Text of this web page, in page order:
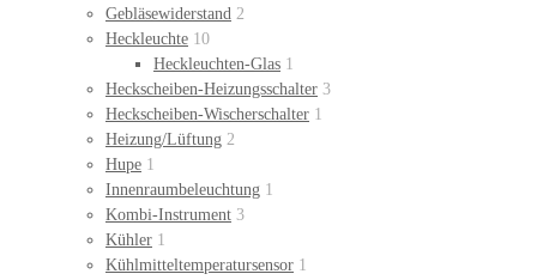
Gebläsewiderstand 2
Heckleuchte 10
Heckleuchten-Glas 1
Heckscheiben-Heizungsschalter 3
Heckscheiben-Wischerschalter 1
Heizung/Lüftung 2
Hupe 1
Innenraumbeleuchtung 1
Kombi-Instrument 3
Kühler 1
Kühlmitteltemperatursensor 1